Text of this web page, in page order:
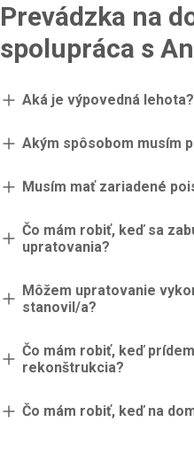
Prevádzka na
spolupráca s
Aká je výpovedná lehota?
Akým spôsobom musím
Musím mať zariadené
Čo mám robiť, keď sa
upratovania?
Môžem upratovanie
stanovil/a?
Čo mám robiť, keď
rekonštrukcia?
Čo mám robiť, keď na